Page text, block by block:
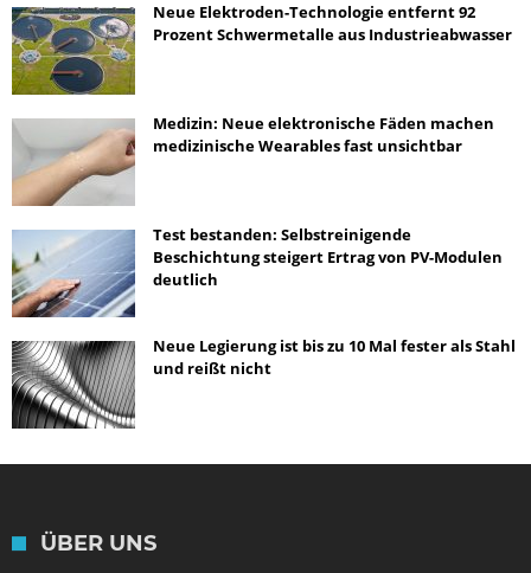
Neue Elektroden-Technologie entfernt 92
Prozent Schwermetalle aus Industrieabwasser
Medizin: Neue elektronische Fäden machen
medizinische Wearables fast unsichtbar
Test bestanden: Selbstreinigende
Beschichtung steigert Ertrag von PV-Modulen
deutlich
Neue Legierung ist bis zu 10 Mal fester als Stahl
und reißt nicht
ÜBER UNS